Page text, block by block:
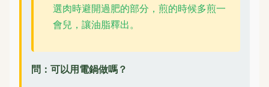
選肉時避開過肥的部分，煎的時候多煎一
會兒，讓油脂釋出。
問：可以用電鍋做嗎？